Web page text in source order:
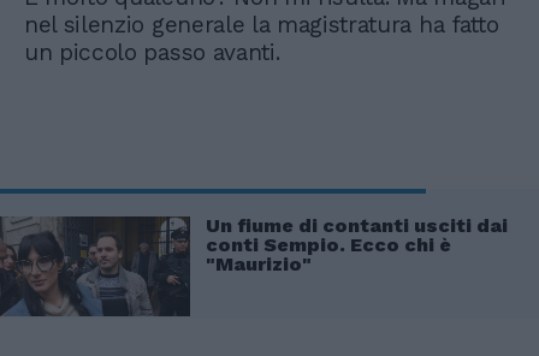
nel silenzio generale la magistratura ha fatto
un piccolo passo avanti.
Un fiume di contanti usciti dai
conti Sempio. Ecco chi è
"Maurizio"